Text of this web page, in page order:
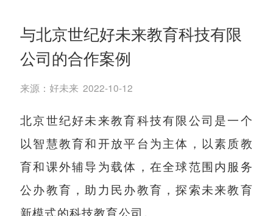
与北京世纪好未来教育科技有限
公司的合作案例
来源：好未来 2022-10-12
北京世纪好未来教育科技有限公司是一个
以智慧教育和开放平台为主体，以素质教
育和课外辅导为载体，在全球范围内服务
公办教育，助力民办教育，探索未来教育
新模式的科技教育公司。